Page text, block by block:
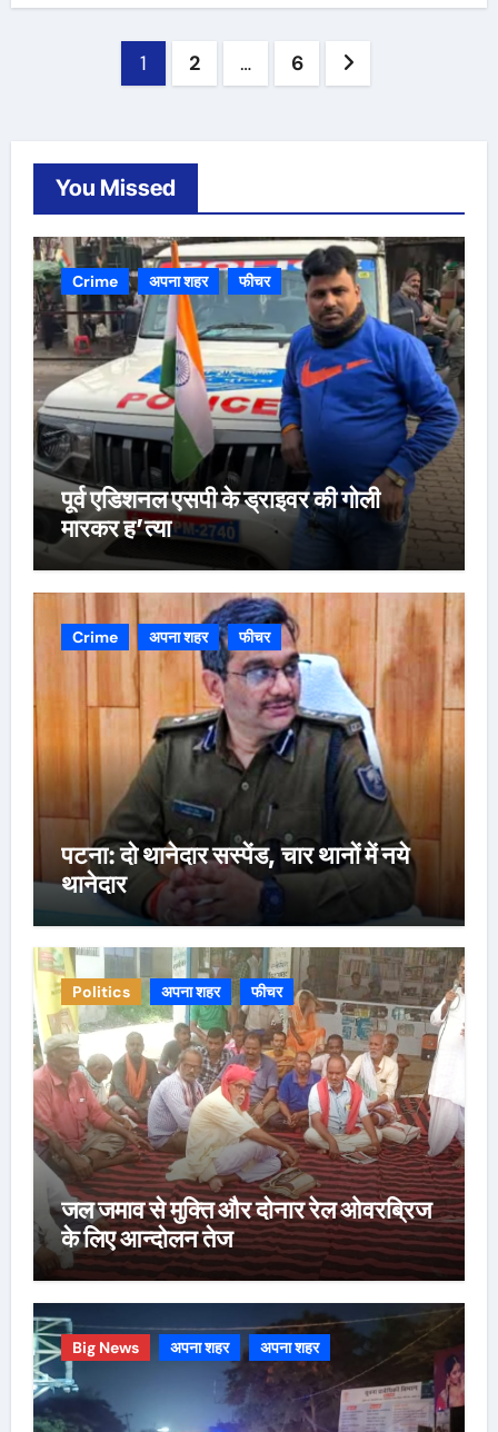
1 2 … 6
You Missed
Crime अपना शहर फीचर
पूर्व एडिशनल एसपी के ड्राइवर की गोली
मारकर ह’त्या
Crime अपना शहर फीचर
पटना: दो थानेदार सस्पेंड, चार थानों में नये
थानेदार
Politics अपना शहर फीचर
जल जमाव से मुक्ति और दोनार रेल ओवरब्रिज
के लिए आन्दोलन तेज
Big News अपना शहर अपना शहर